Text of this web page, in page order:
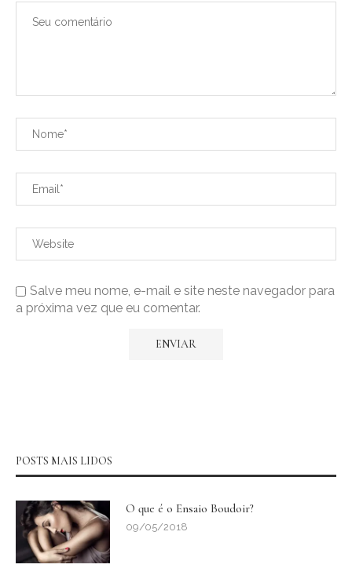
Salve meu nome, e-mail e site neste navegador para
a próxima vez que eu comentar.
POSTS MAIS LIDOS
O que é o Ensaio Boudoir?
09/05/2018